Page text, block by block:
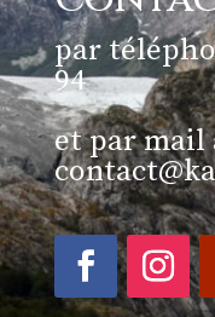
par
94
et par mail